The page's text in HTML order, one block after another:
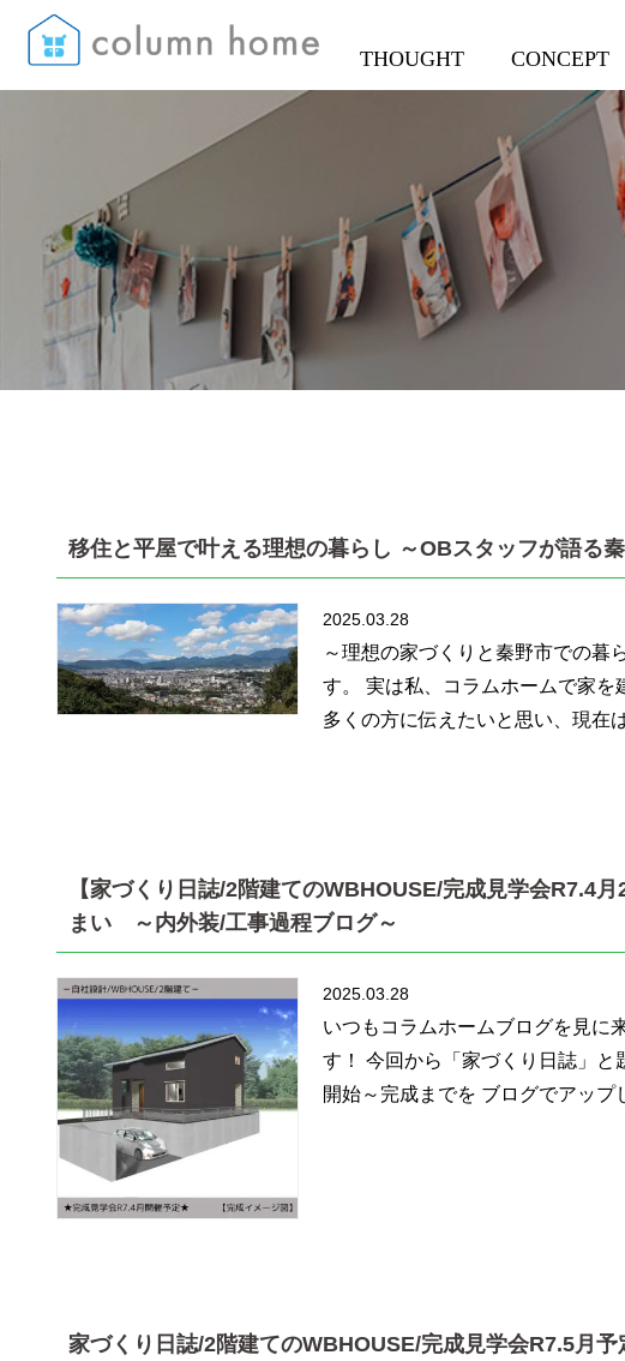
THOUGHT CONCEPT
移住と平屋で叶える理想の暮らし ～OBスタッフが語る
2025.03.28
～理想の家づくりと秦野市での暮
す。 実は私、コラムホームで家を
多くの方に伝えたいと思い、現在
【家づくり日誌/2階建てのWBHOUSE/完成見学会
まい ～内外装/工事過程ブログ～
2025.03.28
いつもコラムホームブログを見に
す！ 今回から「家づくり日誌」
開始～完成までを ブログでアップ
家づくり日誌/2階建てのWBHOUSE/完成見学会R7.5